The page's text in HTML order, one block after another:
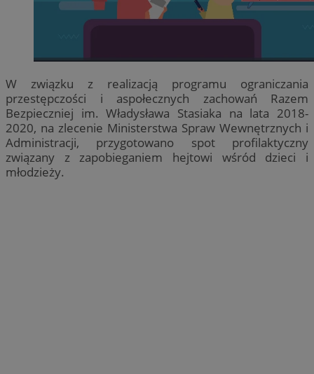
W związku z realizacją programu ograniczania
przestępczości i aspołecznych zachowań Razem
Bezpieczniej im. Władysława Stasiaka na lata 2018-
2020, na zlecenie Ministerstwa Spraw Wewnętrznych i
Administracji, przygotowano spot profilaktyczny
związany z zapobieganiem hejtowi wśród dzieci i
młodzieży.